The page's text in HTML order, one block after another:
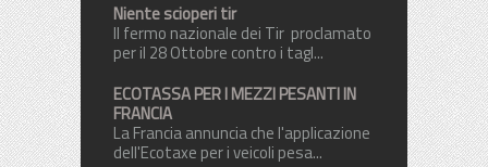
Niente scioperi tir
Il fermo nazionale dei Tir proclamato
per il 28 Ottobre contro i tagl...
ECOTASSA PER I MEZZI PESANTI IN
FRANCIA
La Francia annuncia che l'applicazione
dell'Ecotaxe per i veicoli pesa...